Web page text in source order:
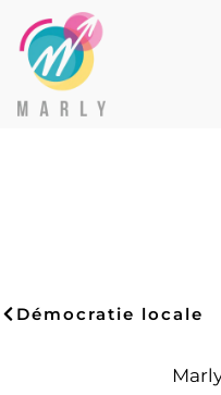
Démocratie locale